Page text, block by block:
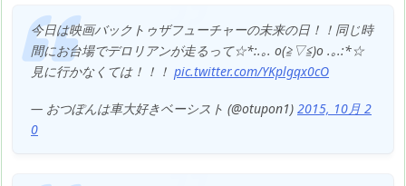
今日は映画バックトゥザフューチャーの未来の日！！同じ時
間にお台場でデロリアンが走るって☆*:.｡. o(≧▽≦)o .｡.:*☆
見に行かなくては！！！ pic.twitter.com/YKplgqx0cO
— おつぽんは車大好きベーシスト (@otupon1) 2015, 10月 2
0